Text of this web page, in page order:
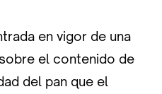
en vigor de una
el contenido de
del pan que el